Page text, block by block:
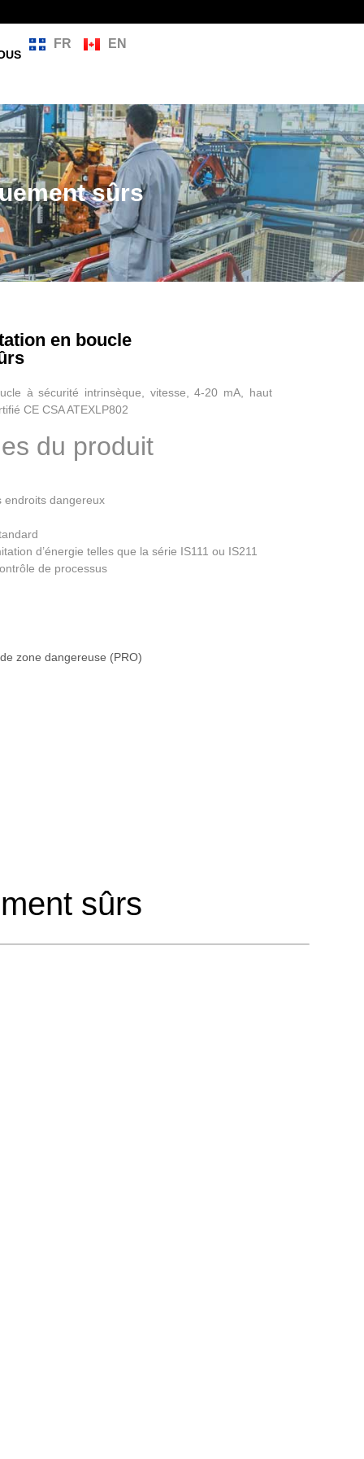
FR EN
sûrs
en boucle
à sécurité intrinsèque, vitesse, 4-20 mA, haut
CE CSA ATEXLP802
du produit
endroits dangereux
d’énergie telles que la série IS111 ou IS211
de processus
zone dangereuse (PRO)
sûrs